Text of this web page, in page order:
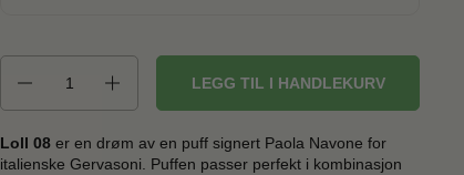
LEGG TIL I HANDLEKURV
Loll 08 er en drøm av en puff signert Paola Navone for
italienske Gervasoni. Puffen passer perfekt i kombinasjon